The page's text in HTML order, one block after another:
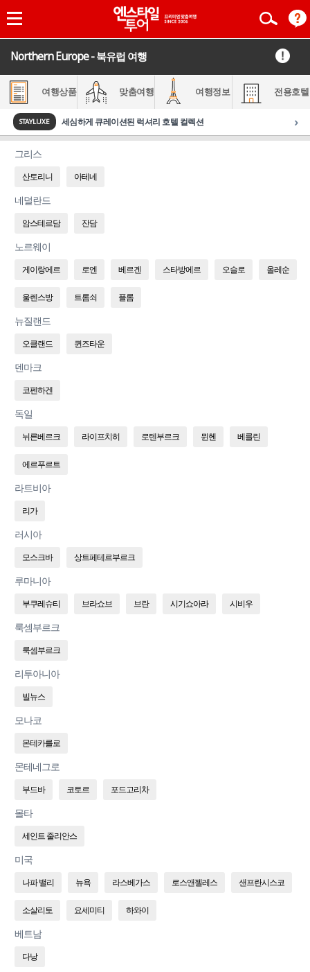
Northern Europe - 북유럽 여행
여행상품 맞춤여행 여행정보 전용호텔
STAYLUXE 세심하게 큐레이션된 럭셔리 호텔 컬렉션 ›
그리스
산토리니 아테네
네덜란드
암스테르담 잔담
노르웨이
게이랑에르 로엔 베르겐 스타방에르 오슬로 올레순
울렌스방 트롬쇠 플롬
뉴질랜드
오클랜드 퀸즈타운
덴마크
코펜하겐
독일
뉘른베르크 라이프치히 로텐부르크 뮌헨 베를린
에르푸르트
라트비아
리가
러시아
모스크바 상트페테르부르크
루마니아
부쿠레슈티 브라쇼브 브란 시기쇼아라 시비우
룩셈부르크
룩셈부르크
리투아니아
빌뉴스
모나코
몬테카를로
몬테네그로
부드바 코토르 포드고리차
몰타
세인트 줄리안스
미국
나파 밸리 뉴욕 라스베가스 로스앤젤레스 샌프란시스코
소살리토 요세미티 하와이
베트남
다낭